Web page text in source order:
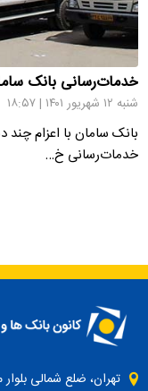
خدمات‌رسانی بانک
شنبه ۱۲ شهریور ۱۴۰۱ | ۱۸:۵۷
بانک سامان با اعزام چند
خدمات‌رسانی خ…